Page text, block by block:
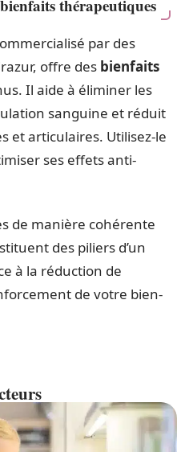
thérapeutiques
par des
offre des bienfaits
Il aide à éliminer les
sanguine et réduit
et articulaires. Utilisez-le
ses effets anti-
de manière cohérente
des piliers d’un
à la réduction de
de votre bien-